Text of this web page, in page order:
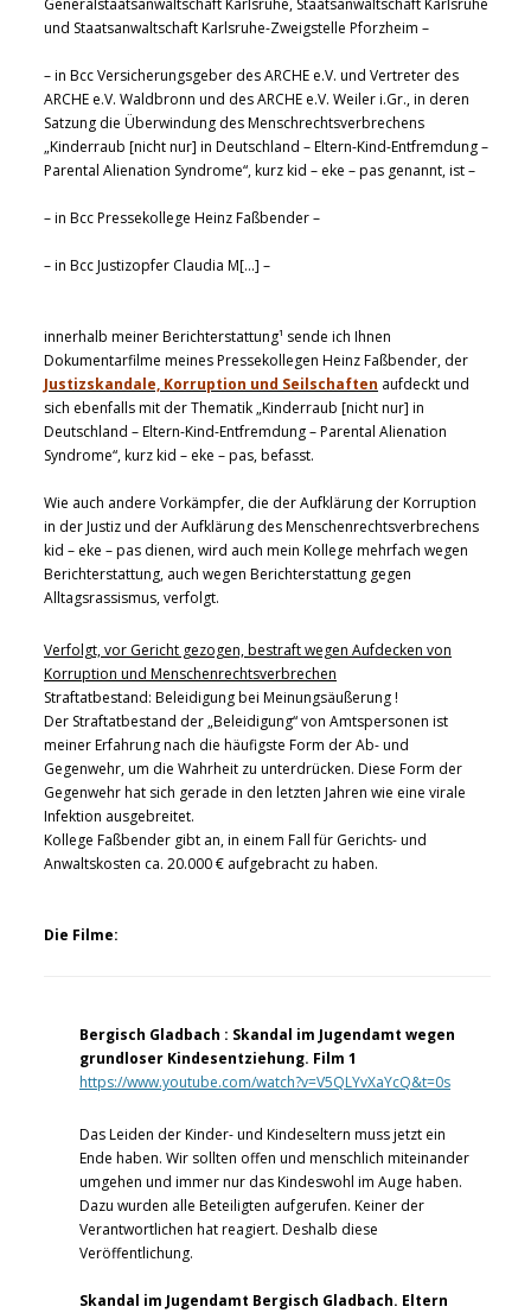
Generalstaatsanwaltschaft Karlsruhe, Staatsanwaltschaft Karlsruhe
und Staatsanwaltschaft Karlsruhe-Zweigstelle Pforzheim –
– in Bcc Versicherungsgeber des ARCHE e.V. und Vertreter des
ARCHE e.V. Waldbronn und des ARCHE e.V. Weiler i.Gr., in deren
Satzung die Überwindung des Menschrechtsverbrechens
„Kinderraub [nicht nur] in Deutschland – Eltern-Kind-Entfremdung –
Parental Alienation Syndrome“, kurz kid – eke – pas genannt, ist –
– in Bcc Pressekollege Heinz Faßbender –
– in Bcc Justizopfer Claudia M[…] –
innerhalb meiner Berichterstattung¹ sende ich Ihnen
Dokumentarfilme meines Pressekollegen Heinz Faßbender, der
Justizskandale, Korruption und Seilschaften aufdeckt und
sich ebenfalls mit der Thematik „Kinderraub [nicht nur] in
Deutschland – Eltern-Kind-Entfremdung – Parental Alienation
Syndrome“, kurz kid – eke – pas, befasst.
Wie auch andere Vorkämpfer, die der Aufklärung der Korruption
in der Justiz und der Aufklärung des Menschenrechtsverbrechens
kid – eke – pas dienen, wird auch mein Kollege mehrfach wegen
Berichterstattung, auch wegen Berichterstattung gegen
Alltagsrassismus, verfolgt.
Verfolgt, vor Gericht gezogen, bestraft wegen Aufdecken von
Korruption und Menschenrechtsverbrechen
Straftatbestand: Beleidigung bei Meinungsäußerung !
Der Straftatbestand der „Beleidigung“ von Amtspersonen ist
meiner Erfahrung nach die häufigste Form der Ab- und
Gegenwehr, um die Wahrheit zu unterdrücken. Diese Form der
Gegenwehr hat sich gerade in den letzten Jahren wie eine virale
Infektion ausgebreitet.
Kollege Faßbender gibt an, in einem Fall für Gerichts- und
Anwaltskosten ca. 20.000 € aufgebracht zu haben.
Die Filme:
Bergisch Gladbach : Skandal im Jugendamt wegen
grundloser Kindesentziehung. Film 1
https://www.youtube.com/watch?v=V5QLYvXaYcQ&t=0s
Das Leiden der Kinder- und Kindeseltern muss jetzt ein
Ende haben. Wir sollten offen und menschlich miteinander
umgehen und immer nur das Kindeswohl im Auge haben.
Dazu wurden alle Beteiligten aufgerufen. Keiner der
Verantwortlichen hat reagiert. Deshalb diese
Veröffentlichung.
Skandal im Jugendamt Bergisch Gladbach. Eltern